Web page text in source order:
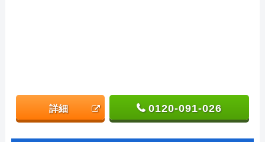
詳細 0120-091-026